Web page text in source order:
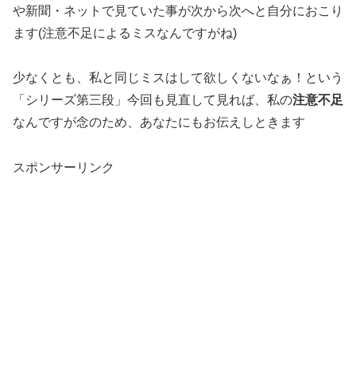
や新聞・ネットで見ていた事が次から次へと自分におこり
ます(注意不足によるミスなんですがね)
少なくとも、私と同じミスはして欲しくないなぁ！という
「シリーズ第三段」今回も見直して見れば、私の注意不足
なんですが念のため、あなたにもお伝えしときます
スポンサーリンク